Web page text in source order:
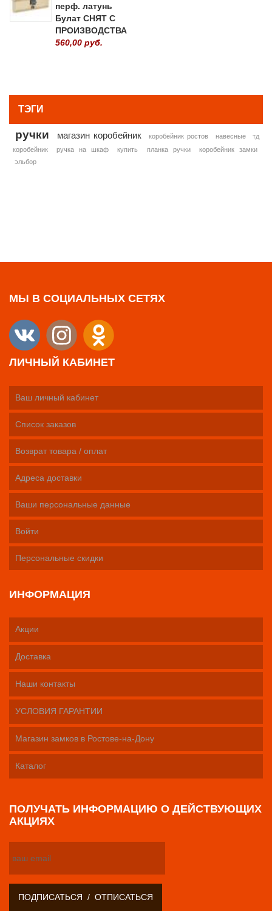
перф. латунь
Булат СНЯТ С
ПРОИЗВОДСТВА
560,00 руб.
ТЭГИ
ручки магазин коробейник коробейник ростов навесные
тд
коробейник
ручка на шкаф купить планка ручки
коробейник замки
эльбор
МЫ В СОЦИАЛЬНЫХ СЕТЯХ
ЛИЧНЫЙ КАБИНЕТ
Ваш личный кабинет
Список заказов
Возврат товара / оплат
Адреса доставки
Ваши персональные данные
Войти
Персональные скидки
ИНФОРМАЦИЯ
Акции
Доставка
Наши контакты
УСЛОВИЯ ГАРАНТИИ
Магазин замков в Ростове-на-Дону
Каталог
ПОЛУЧАТЬ ИНФОРМАЦИЮ О ДЕЙСТВУЮЩИХ
АКЦИЯХ